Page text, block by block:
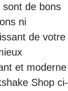
sont de bons
ni
de votre
et moderne
Shop ci-